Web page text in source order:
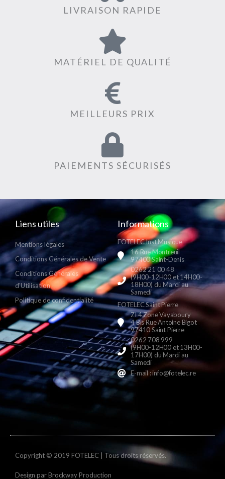
LIVRAISON RAPIDE
MATÉRIEL DE QUALITÉ
MEILLEURS PRIX
PAIEMENTS SÉCURISÉS
Liens utiles
Mentions légales
Conditions Générales de Vente
Conditions Générales
d'Utilisation
Politique de confidentialité
Informations
FOTELEC Inst Musique
16 Rue Montreuil
97400 Saint-Denis
0262 21 00 48
(9H00-12H00 et 14H00-
18H00) du Mardi au
Samedi
FOTELEC Saint Pierre
ZI 4 Zone Vayaboury
4 Bis Rue Antoine Bigot
97410 Saint Pierre
0262 708 999
(9H00-12H00 et 13H00-
17H00) du Mardi au
Samedi
E-mail : info@fotelec.re
Copyright © 2019 FOTELEC | Tous droits réservés.
Design parBrockway Production